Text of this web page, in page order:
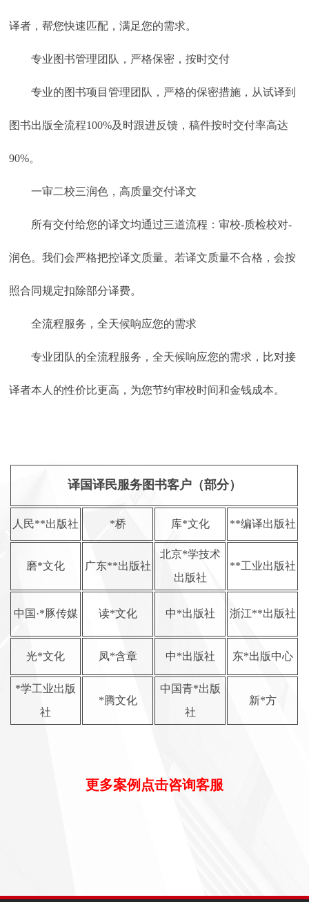
译者，帮您快速匹配，满足您的需求。
专业图书管理团队，严格保密，按时交付
专业的图书项目管理团队，严格的保密措施，从试译到
图书出版全流程100%及时跟进反馈，稿件按时交付率高达
90%。
一审二校三润色，高质量交付译文
所有交付给您的译文均通过三道流程：审校-质检校对-
润色。我们会严格把控译文质量。若译文质量不合格，会按
照合同规定扣除部分译费。
全流程服务，全天候响应您的需求
专业团队的全流程服务，全天候响应您的需求，比对接
译者本人的性价比更高，为您节约审校时间和金钱成本。
译国译民服务图书客户（部分）
人民**出版社 *桥 库*文化 **编译出版社
磨*文化 广东**出版社
北京*学技术
出版社
**工业出版社
中国·*豚传媒 读*文化 中*出版社 浙江**出版社
光*文化 凤*含章 中*出版社 东*出版中心
*学工业出版
社
*腾文化
中国青*出版
社
新*方
更多案例点击咨询客服